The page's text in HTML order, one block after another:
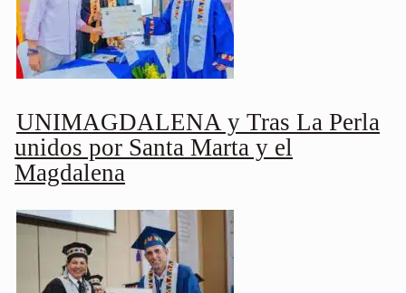
UNIMAGDALENA y Tras La Perla
unidos por Santa Marta y el
Magdalena